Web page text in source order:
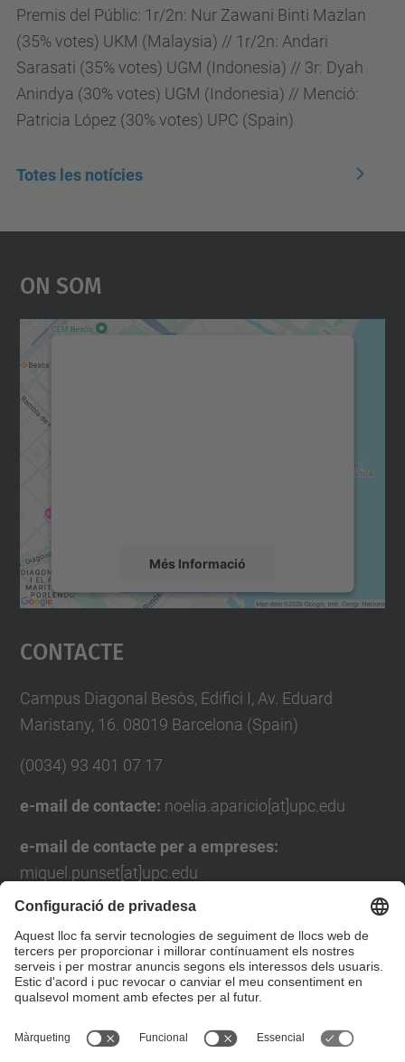
Premis del Públic: 1r/2n: Nur Zawani Binti Mazlan
(35% votes) UKM (Malaysia) // 1r/2n: Andari
Sarasati (35% votes) UGM (Indonesia) // 3r: Dyah
Anindya (30% votes) UGM (Indonesia) // Menció:
Patricia López (30% votes) UPC (Spain)
Totes les notícies
On Som
Més Informació
Accepta
powered by
Contacte
Campus Diagonal Besòs, Edifici I, Av. Eduard
Maristany, 16. 08019 Barcelona (Spain)
(0034) 93 401 07 17
e-mail de contacte: noelia.aparicio[at]upc.edu
e-mail de contacte per a empreses:
miquel.punset[at]upc.edu
Formulari de contacte
Llista Xarxes Socials